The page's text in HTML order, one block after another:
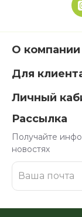
О компании
Для
Личный
Рассылка
Получайте
новостях